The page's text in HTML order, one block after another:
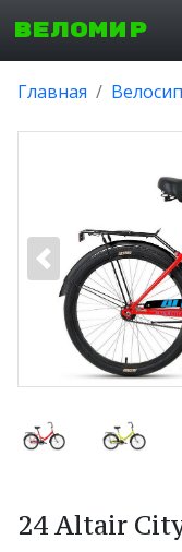
ВЕЛОМИР
Главная
24 Altair